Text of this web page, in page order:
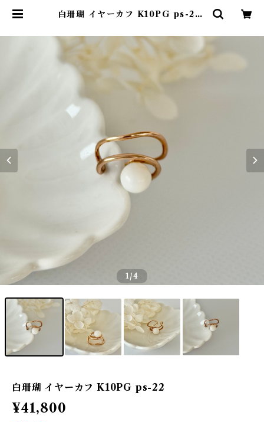
白珊瑚 イヤーカフ K10PG ps-22 |
1/4
白珊瑚 イヤーカフ K10PG ps-22
¥41,800